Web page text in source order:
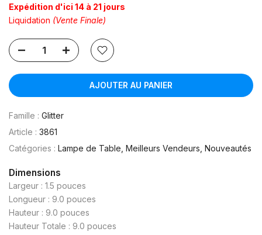
Expédition d'ici 14 à 21 jours
Liquidation (Vente Finale)
AJOUTER AU PANIER
Famille : Glitter
Article : 3861
Catégories : Lampe de Table Meilleurs Vendeurs Nouveautés
Dimensions
Largeur : 1.5 pouces
Longueur : 9.0 pouces
Hauteur : 9.0 pouces
Hauteur Totale : 9.0 pouces